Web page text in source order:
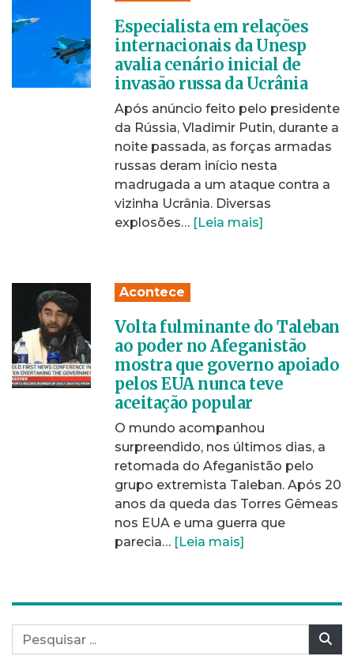
Especialista em relações
internacionais da Unesp
avalia cenário inicial de
invasão russa da Ucrânia
Após anúncio feito pelo presidente
da Rússia, Vladimir Putin, durante a
noite passada, as forças armadas
russas deram início nesta
madrugada a um ataque contra a
vizinha Ucrânia. Diversas
explosões… [Leia mais]
Acontece
Volta fulminante do Taleban
ao poder no Afeganistão
mostra que governo apoiado
pelos EUA nunca teve
aceitação popular
O mundo acompanhou
surpreendido, nos últimos dias, a
retomada do Afeganistão pelo
grupo extremista Taleban. Após 20
anos da queda das Torres Gêmeas
nos EUA e uma guerra que
parecia… [Leia mais]
Pesquisar por: